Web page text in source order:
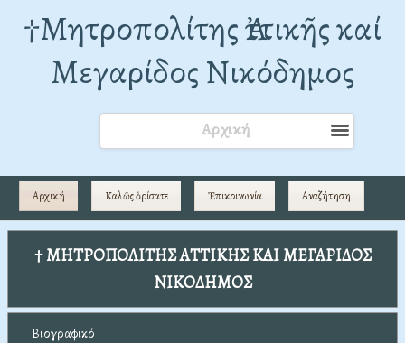
†Mητροπολίτης Ἀττικῆς καί
Μεγαρίδος Νικόδημος
Αρχική
Αρχική Καλῶς ὁρίσατε Ἐπικοινωνία Αναζήτηση
† ΜΗΤΡΟΠΟΛΙΤΗΣ ΑΤΤΙΚΗΣ ΚΑΙ ΜΕΓΑΡΙΔΟΣ
ΝΙΚΟΔΗΜΟΣ
Βιογραφικό